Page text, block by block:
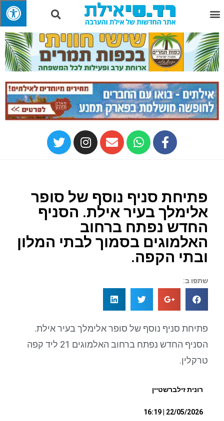
פתיחת סניף נוסף של סופר
אלימלך בעיר אילת. הסניף
החדש נפתח ברחוב
האלמוגים בסמוך לבתי המלון
ובתי הקפה.
שתפו ב:
פתיחת סניף נוסף של סופר אלימלך בעיר אילת.
הסניף החדש נפתח ברחוב האלמוגים 21 ליד קפה
טרקלין.
רונית זילברשטיין
22/05/2026 | 16:19